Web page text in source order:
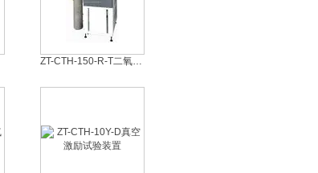
ZT-CTH-150-R-T二氧化硫二氧化碳酸雾箱